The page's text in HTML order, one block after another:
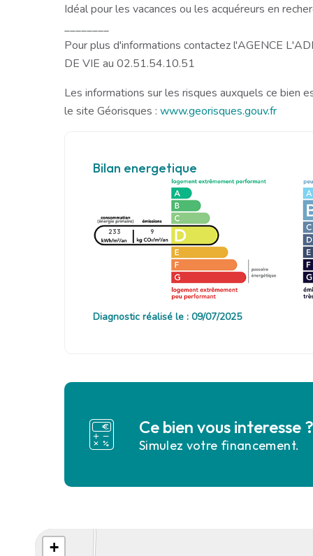
Idéal pour les vacances ou les acquéreurs en
________
Pour plus d'informations contactez l'AGENCE
DE VIE au 02.51.54.10.51
Les informations sur les risques auxquels ce bien
le site Géorisques : www.georisques.gouv.fr
Bilan energetique
233 9
Diagnostic réalisé le : 09/07/2025
Ce bien vous interesse ?
Simulez votre financement.
+